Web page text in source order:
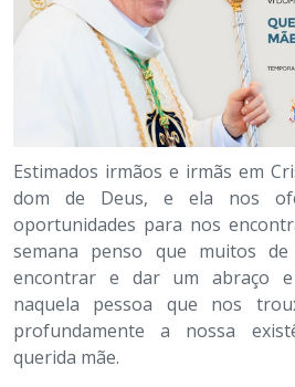
Estimados irmãos e irmãs em
dom de Deus, e ela nos
oportunidades para nos
semana penso que muitos
encontrar e dar um abraço
naquela pessoa que nos
profundamente a nossa
querida mãe.